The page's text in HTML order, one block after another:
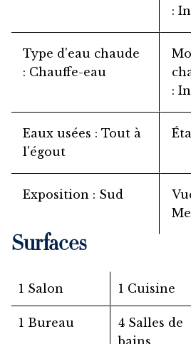
Type d'eau chaude
Chauffe-eau
Eaux usées
Tout à
l'égout
Exposition Sud
Surfaces
1 Salon 1 Cuisine
1 Bureau
4 Salles de
bains